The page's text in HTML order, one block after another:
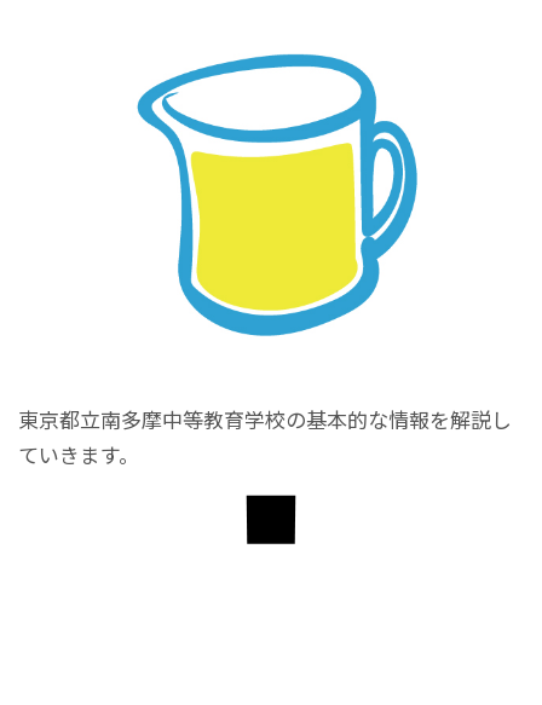
東京都立南多摩中等教育学校の基本的な情報を解説し
ていきます。